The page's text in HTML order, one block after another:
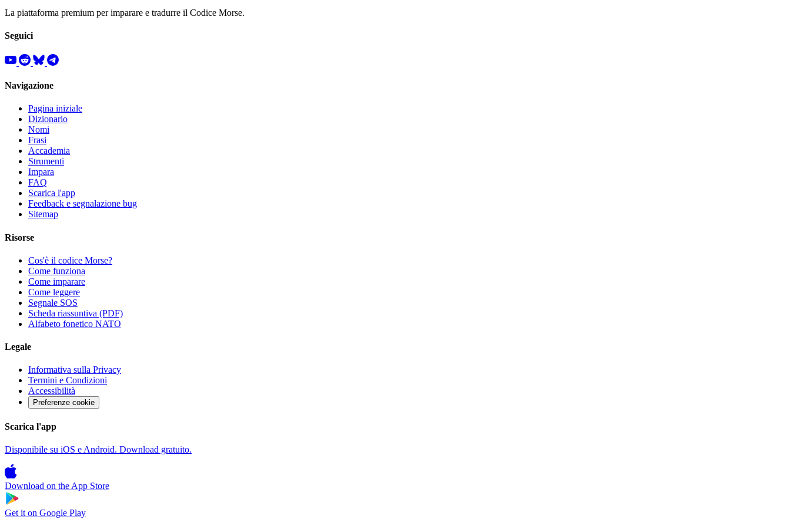
La piattaforma premium per imparare e tradurre il Codice Morse.
Seguici
Navigazione
Pagina iniziale
Dizionario
Nomi
Frasi
Accademia
Strumenti
Impara
FAQ
Scarica l'app
Feedback e segnalazione bug
Sitemap
Risorse
Cos'è il codice Morse?
Come funziona
Come imparare
Come leggere
Segnale SOS
Scheda riassuntiva (PDF)
Alfabeto fonetico NATO
Legale
Informativa sulla Privacy
Termini e Condizioni
Accessibilità
Preferenze cookie
Scarica l'app
Disponibile su iOS e Android. Download gratuito.
Download on the App Store
Get it on Google Play